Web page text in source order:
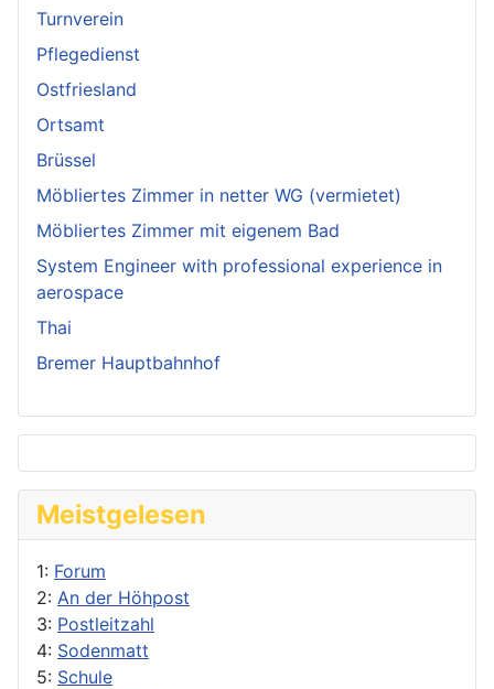
Turnverein
Pflegedienst
Ostfriesland
Ortsamt
Brüssel
Möbliertes Zimmer in netter WG (vermietet)
Möbliertes Zimmer mit eigenem Bad
System Engineer with professional experience in
aerospace
Thai
Bremer Hauptbahnhof
Meistgelesen
1: Forum
2: An der Höhpost
3: Postleitzahl
4: Sodenmatt
5: Schule